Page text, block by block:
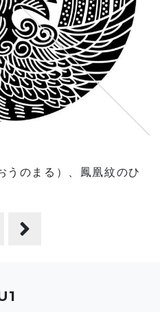
うのまる）、鳳凰紋のひ